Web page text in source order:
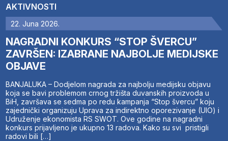
AKTIVNOSTI
22. Juna 2026.
NAGRADNI KONKURS “STOP ŠVERCU”
ZAVRŠEN: IZABRANE NAJBOLJE MEDIJSKE
OBJAVE
BANJALUKA – Dodjelom nagrada za najbolju medijsku objavu
koja se bavi problemom crnog tržišta duvanskih proizvoda u
BiH, završava se sedma po redu kampanja “Stop švercu” koju
zajednički organizuju Uprava za indirektno oporezivanje (UIO) i
Udruženje ekonomista RS SWOT. Ove godine na nagradni
konkurs prijavljeno je ukupno 13 radova. Kako su svi pristigli
radovi bili […]